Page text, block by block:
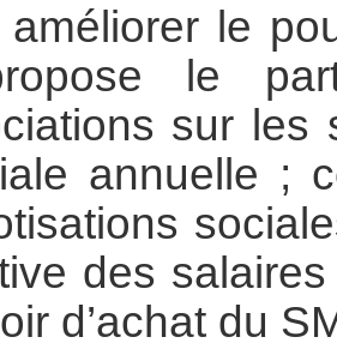
améliorer le
le
sur les
annuelle ;
des
d’achat du